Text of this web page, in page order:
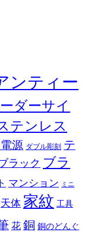
ンティー
ダーサイ
テンレス
源 ダブル彫刻 テ
ラック ブラ
マンション ミニ
天体 家紋 工具
花 銅 銅のどんぐ